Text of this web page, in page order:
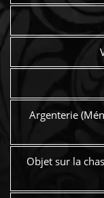
Argenterie
Objet sur la